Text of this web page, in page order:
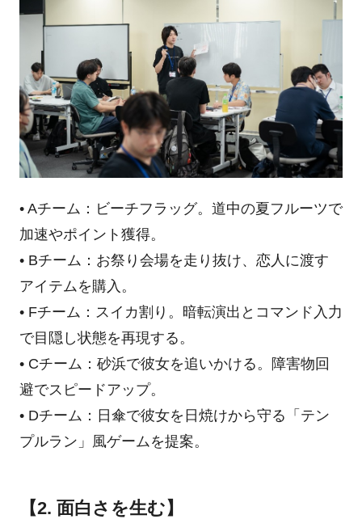
• Aチーム：ビーチフラッグ。道中の夏フルーツで
加速やポイント獲得。
• Bチーム：お祭り会場を走り抜け、恋人に渡す
アイテムを購入。
• Fチーム：スイカ割り。暗転演出とコマンド入力
で目隠し状態を再現する。
• Cチーム：砂浜で彼女を追いかける。障害物回
避でスピードアップ。
• Dチーム：日傘で彼女を日焼けから守る「テン
プルラン」風ゲームを提案。
【2. 面白さを生む】